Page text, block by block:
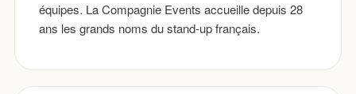
équipes. La Compagnie Events accueille depuis 28
ans les grands noms du stand-up français.